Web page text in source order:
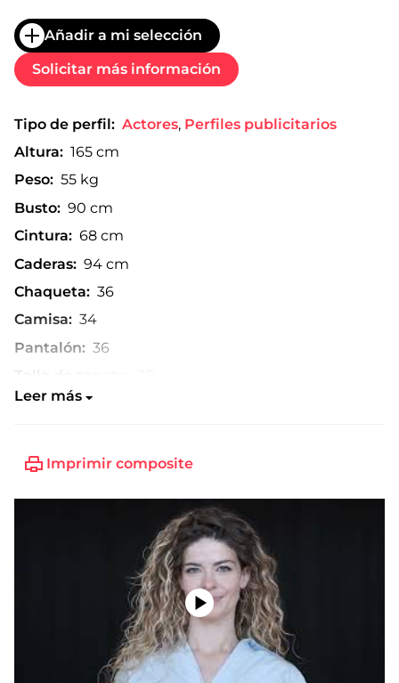
Añadir a mi selección
Solicitar más información
Tipo de perfil: Actores, Perfiles publicitarios
Altura: 165 cm
Peso: 55 kg
Busto: 90 cm
Cintura: 68 cm
Caderas: 94 cm
Chaqueta: 36
Camisa: 34
Pantalón: 36
Leer más
Imprimir composite